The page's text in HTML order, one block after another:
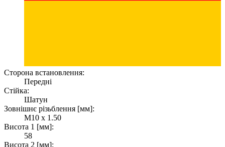
Сторона встановлення:
Передні
Стійка:
Шатун
Зовнішнє різьблення [мм]:
M10 x 1.50
Висота 1 [мм]:
58
Висота 2 [мм]: